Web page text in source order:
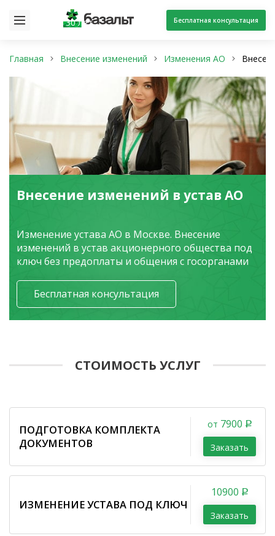
30 лет Бесплатная консультация
Главная Внесение изменений Изменения АО
Внесение изменений в устав АО
Изменение устава АО в Москве. Внесение
изменений в устав акционерного общества под
ключ без предоплаты и общения с госорганами
Бесплатная консультация
СТОИМОСТЬ УСЛУГ
ПОДГОТОВКА КОМПЛЕКТА
ДОКУМЕНТОВ
от 7900
Заказать
ИЗМЕНЕНИЕ УСТАВА ПОД КЛЮЧ
10900
Заказать